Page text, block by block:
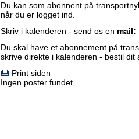
Du kan som abonnent på
når du er logget ind.
Skriv i kalenderen - send os en mail:
Du skal have et abonnement på
skrive direkte i kalenderen - bestil dit
Print siden
Ingen poster fundet...